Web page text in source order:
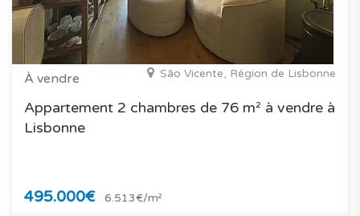
À vendre São Vicente, Région de Lisbonne
Appartement 2 chambres de 76 m² à vendre à
Lisbonne
495.000€ 6.513€/m²